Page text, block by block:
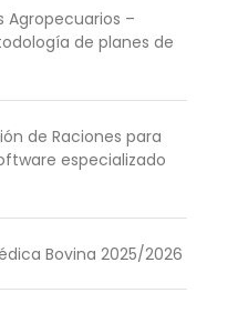
Agropecuarios –
de planes de
de Raciones para
especializado
Bovina 2025/2026